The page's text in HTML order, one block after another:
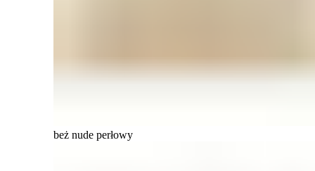
beż nude perłowy